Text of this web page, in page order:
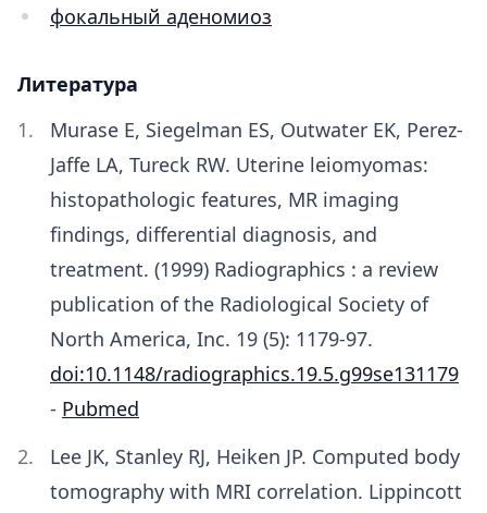
фокальный аденомиоз
Литература
Murase E, Siegelman ES, Outwater EK, Perez-
Jaffe LA, Tureck RW. Uterine leiomyomas:
histopathologic features, MR imaging
findings, differential diagnosis, and
treatment. (1999) Radiographics : a review
publication of the Radiological Society of
North America, Inc. 19 (5): 1179-97.
doi:10.1148/radiographics.19.5.g99se131179
- Pubmed
Lee JK, Stanley RJ, Heiken JP. Computed body
tomography with MRI correlation. Lippincott